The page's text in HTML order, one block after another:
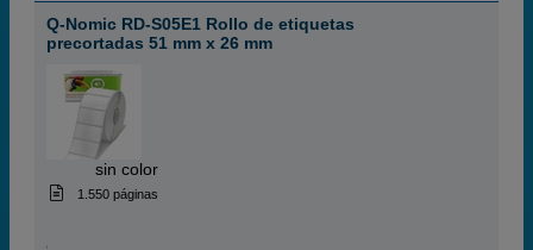
Q-Nomic RD-S05E1 Rollo de etiquetas
precortadas 51 mm x 26 mm
sin color
1.550 páginas